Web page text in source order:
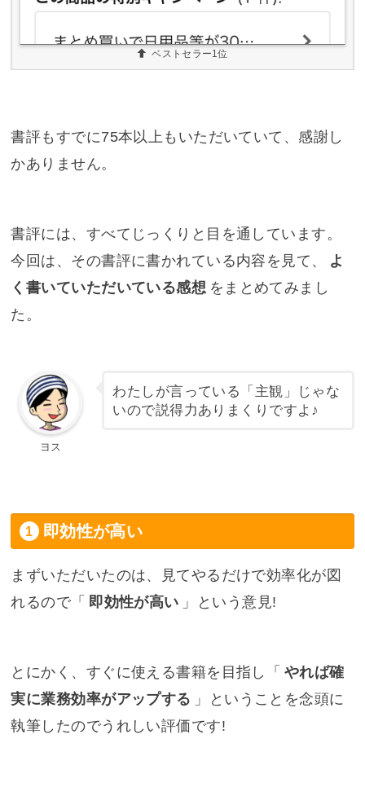
ベストセラー1位
書評もすでに75本以上もいただいていて、感謝し
かありません。
書評には、すべてじっくりと目を通しています。
今回は、その書評に書かれている内容を見て、
よ
く書いていただいている感想 をまとめてみまし
た。
ヨス
わたしが言っている「主観」じゃな
いので説得力ありまくりですよ♪
即効性が高い
まずいただいたのは、見てやるだけで効率化が図
れるので「 即効性が高い 」という意見!
とにかく、すぐに使える書籍を目指し「 やれば確
実に業務効率がアップする 」ということを念頭に
執筆したのでうれしい評価です!